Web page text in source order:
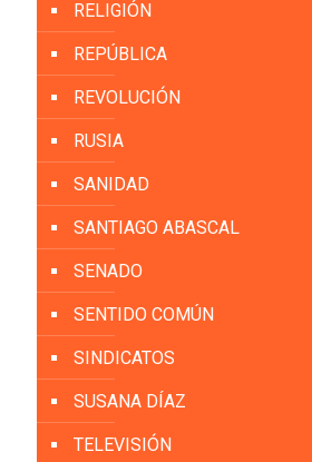
RELIGIÓN
REPÚBLICA
REVOLUCIÓN
RUSIA
SANIDAD
SANTIAGO ABASCAL
SENADO
SENTIDO COMÚN
SINDICATOS
SUSANA DÍAZ
TELEVISIÓN